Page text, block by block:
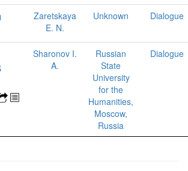
Zaretskaya
E. N.
Unknown Dialogue
Sharonov I.
A.
Russian
State
University
for the
Humanities,
Moscow,
Russia
Dialogue